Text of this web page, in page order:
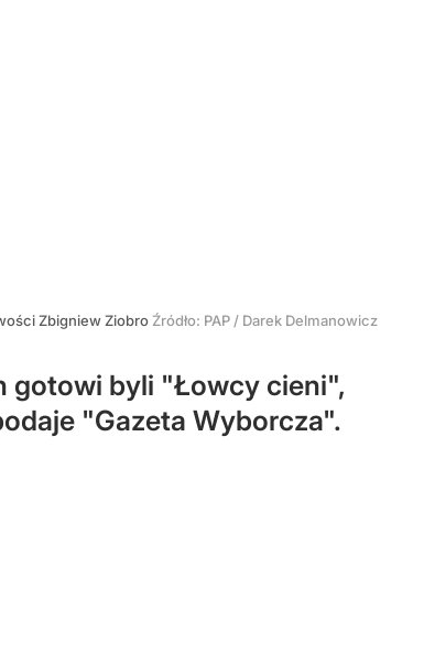
Zbigniew Ziobro Źródło: PAP / Darek Delmanowicz
gotowi byli "Łowcy cieni",
"Gazeta Wyborcza".